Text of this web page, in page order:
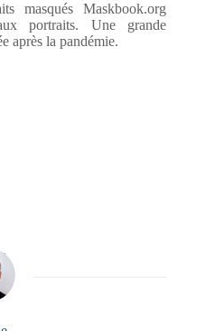
masqués Maskbook.org
portraits. Une grande
après la pandémie.